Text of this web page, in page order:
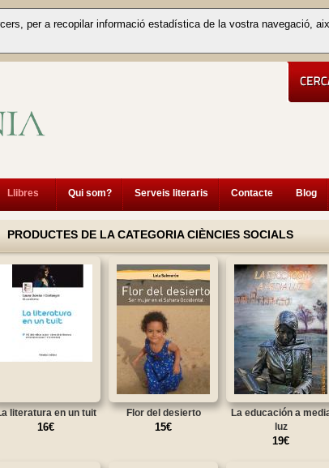
per a recopilar informació estadística de la vostra navegació,
Llibres Qui som? Serveis literaris Contacte Blog
PRODUCTES DE LA CATEGORIA CIÈNCIES SOCIALS
literatura en un tuit
16€
Flor del desierto
15€
La educación a
luz
19€